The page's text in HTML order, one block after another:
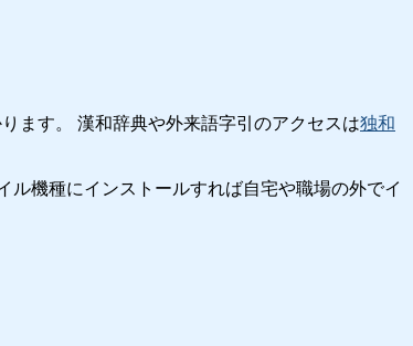
ます。 漢和辞典や外来語字引のアクセスは独和
ル機種にインストールすれば自宅や職場の外でイ